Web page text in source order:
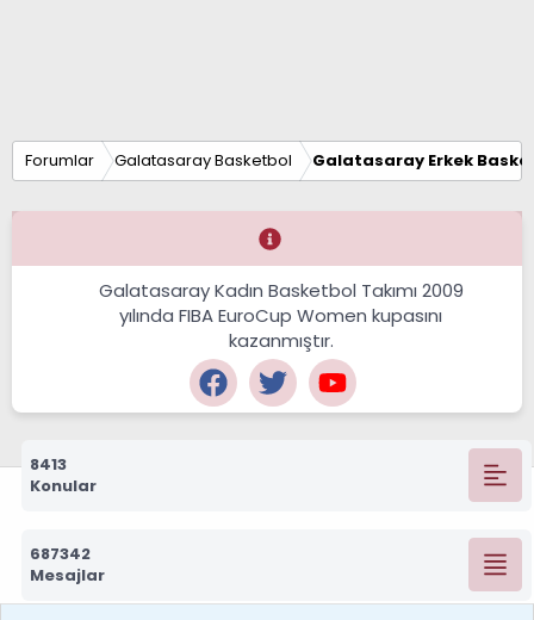
Forumlar Galatasaray Basketbol Galatasaray Erkek
Galatasaray Kadın Basketbol Takımı 2009
yılında FIBA EuroCup Women kupasını
kazanmıştır.
8413
Konular
687342
Mesajlar